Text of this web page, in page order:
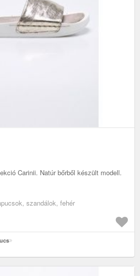
Carinii. Natúr bőrből készült modell.
szandálok, fehér